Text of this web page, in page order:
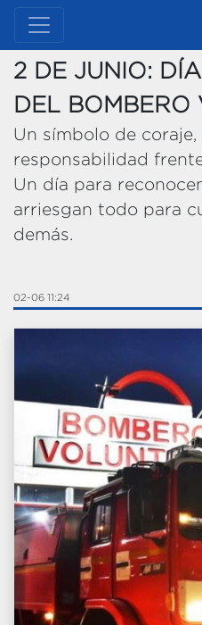
2 DE JUNIO:
DEL BOMBERO
Un símbolo de
responsabilidad
Un día para
arriesgan todo para
demás.
02-06 11:24